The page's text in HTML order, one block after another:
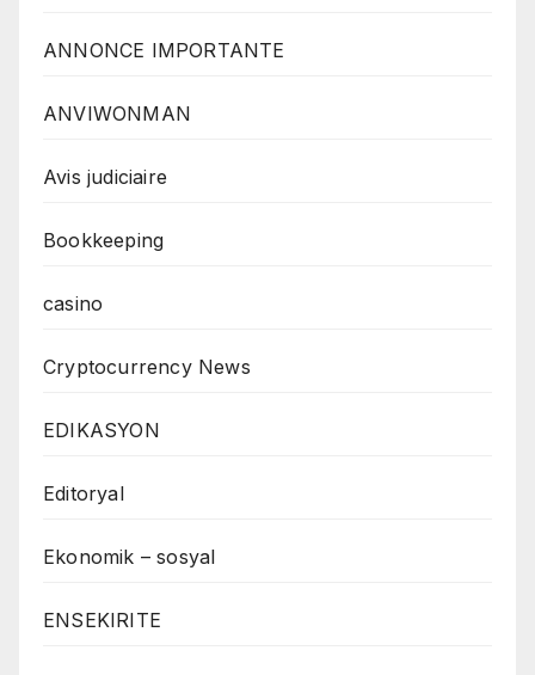
ANNONCE IMPORTANTE
ANVIWONMAN
Avis judiciaire
Bookkeeping
casino
Cryptocurrency News
EDIKASYON
Editoryal
Ekonomik – sosyal
ENSEKIRITE